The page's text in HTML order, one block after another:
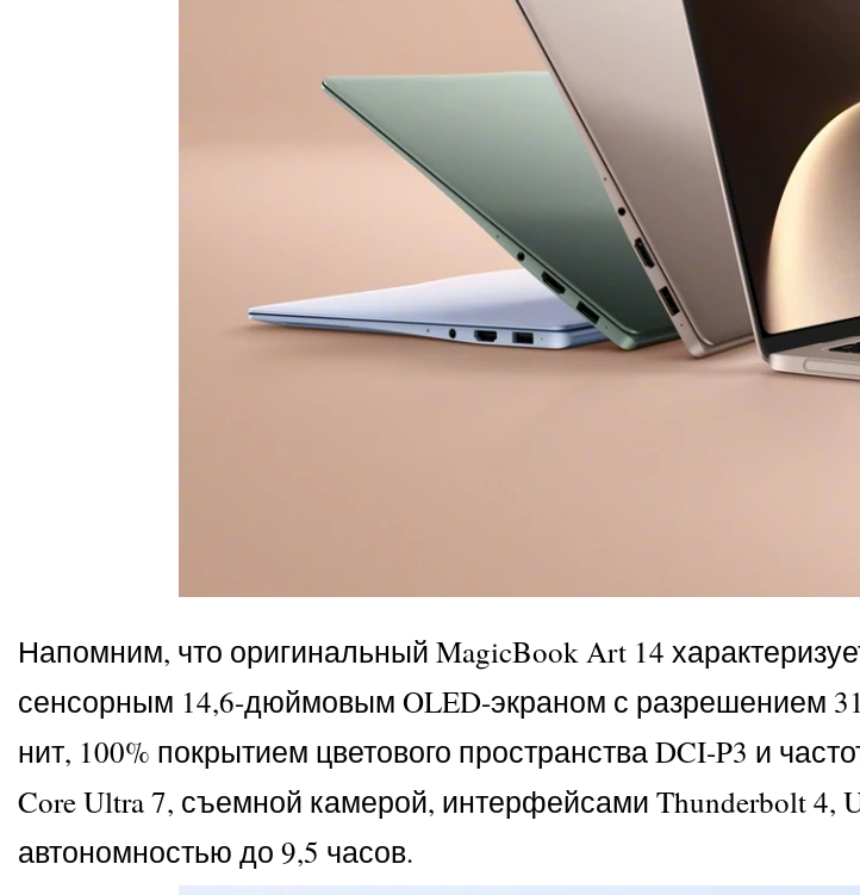
Напомним, что оригинальный MagicBook Art 14
сенсорным 14,6-дюймовым OLED-экраном с разрешением
нит, 100% покрытием цветового пространства DCI-P3 и
Core Ultra 7, съемной камерой, интерфейсами Thunderbolt 4,
автономностью до 9,5 часов.